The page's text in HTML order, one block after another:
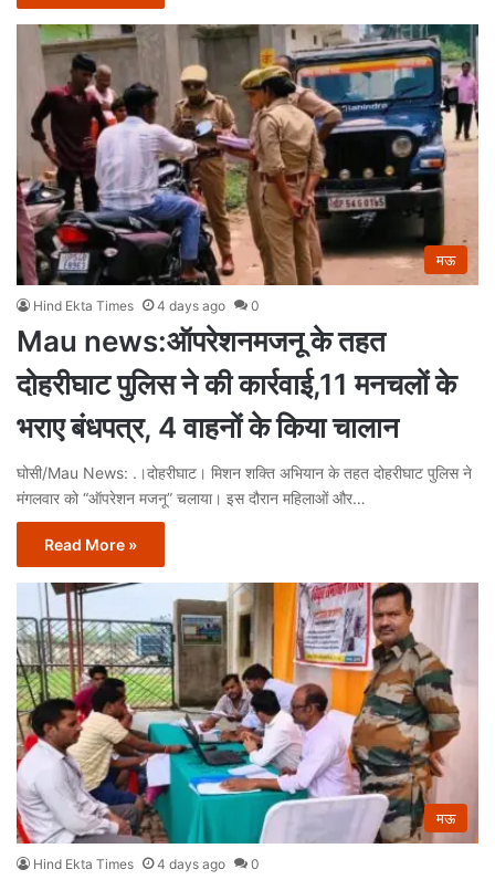
मऊ
Hind Ekta Times 4 days ago 0
Mau news:ऑपरेशनमजनू के तहत
दोहरीघाट पुलिस ने की कार्रवाई,11 मनचलों के
भराए बंधपत्र, 4 वाहनों के किया चालान
घोसी/Mau News: .।दोहरीघाट। मिशन शक्ति अभियान के तहत दोहरीघाट पुलिस ने
मंगलवार को “ऑपरेशन मजनू” चलाया। इस दौरान महिलाओं और…
Read More »
मऊ
Hind Ekta Times 4 days ago 0